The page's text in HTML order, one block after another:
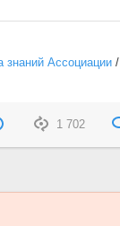
знаний Ассоциации/
1 702